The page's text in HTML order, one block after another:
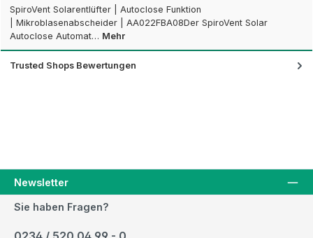
SpiroVent Solarentlüfter | Autoclose Funktion
| Mikroblasenabscheider | AA022FBA08Der SpiroVent Solar
Autoclose Automat… Mehr
Trusted Shops Bewertungen
Newsletter
Sie haben Fragen?